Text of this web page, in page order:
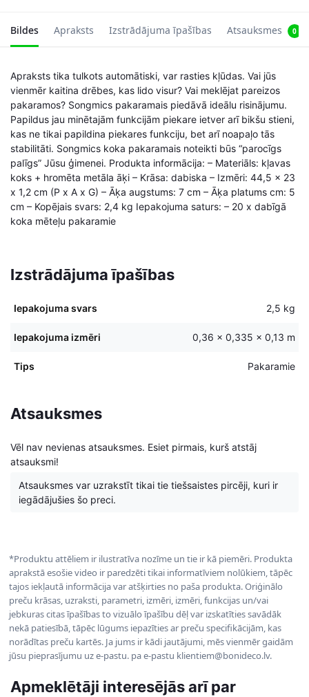
CRW001-
20
Bildes Apraksts Izstrādājuma īpašības Atsauksmes 0
Apraksts tika tulkots automātiski, var rasties kļūdas. Vai jūs
vienmēr kaitina drēbes, kas lido visur? Vai meklējat pareizos
pakaramos? Songmics pakaramais piedāvā ideālu risinājumu.
Papildus jau minētajām funkcijām piekare ietver arī bikšu stieni,
kas ne tikai papildina piekares funkciju, bet arī noapaļo tās
stabilitāti. Songmics koka pakaramais noteikti būs “parocīgs
palīgs” Jūsu ģimenei. Produkta informācija: – Materiāls: kļavas
koks + hromēta metāla āķi – Krāsa: dabiska – Izmēri: 44,5 x 23
x 1,2 cm (P x A x G) – Āķa augstums: 7 cm – Āķa platums cm: 5
cm – Kopējais svars: 2,4 kg Iepakojuma saturs: – 20 x dabīgā
koka mēteļu pakaramie
Izstrādājuma īpašības
Iepakojuma svars 2,5 kg
Iepakojuma izmēri 0,36 × 0,335 × 0,13 m
Tips Pakaramie
Atsauksmes
Vēl nav nevienas atsauksmes. Esiet pirmais, kurš atstāj
atsauksmi!
Atsauksmes var uzrakstīt tikai tie tiešsaistes pircēji, kuri ir
iegādājušies šo preci.
*Produktu attēliem ir ilustratīva nozīme un tie ir kā piemēri. Produkta
aprakstā esošie video ir paredzēti tikai informatīviem nolūkiem, tāpēc
tajos iekļautā informācija var atšķirties no paša produkta. Oriģinālo
preču krāsas, uzraksti, parametri, izmēri, izmēri, funkcijas un/vai
jebkuras citas īpašības to vizuālo īpašību dēļ var izskatīties savādāk
nekā patiesībā, tāpēc lūgums iepazīties ar preču specifikācijām, kas
norādītas preču kartēs. Ja jums ir kādi jautājumi, mēs vienmēr gaidām
jūsu pieprasījumu uz e-pastu. pa e-pastu klientiem@bonideco.lv.
Apmeklētāji interesējās arī par